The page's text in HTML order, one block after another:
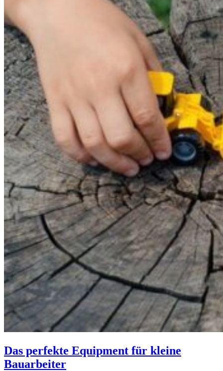
Das perfekte Equipment für kleine
Bauarbeiter